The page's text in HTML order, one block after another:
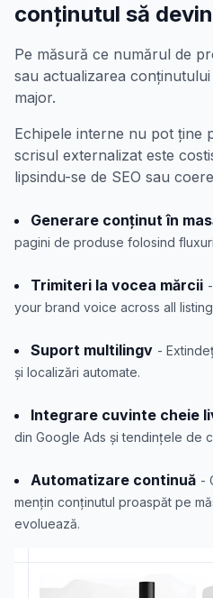
conținutul să
Pe măsură ce numărul de
sau actualizarea
major.
Echipele interne nu pot ține
scrisul externalizat este
lipsindu-se de SEO sau
Generare conținut în
pagini de produse folosind
Trimiteri la vocea mărcii
your brand voice across all
Suport multilingv -
și localizări automate.
Integrare cuvinte cheie
din Google Ads și tendințele de
Automatizare continuă -
mențin conținutul proaspăt pe
evoluează.